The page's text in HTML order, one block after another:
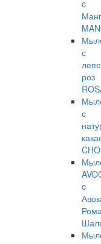
c
с
роз
с
c